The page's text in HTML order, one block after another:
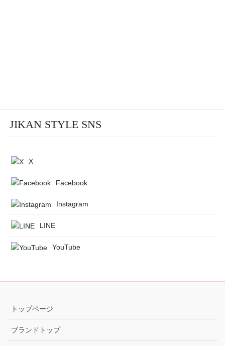
JIKAN STYLE SNS
X
Facebook
Instagram
LINE
YouTube
トップページ
ブランドトップ